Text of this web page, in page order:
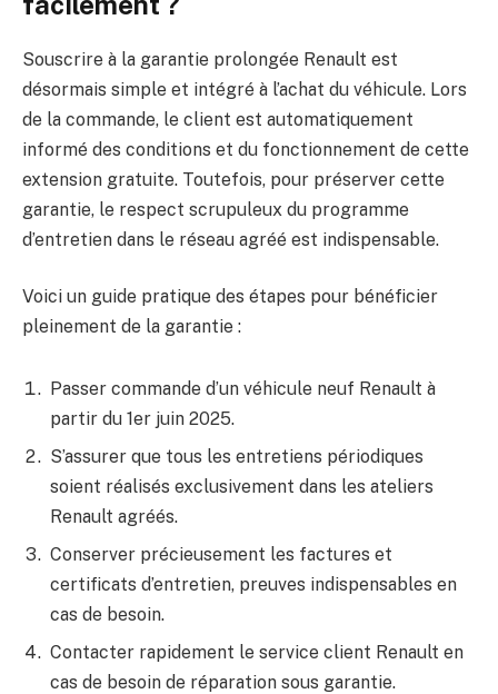
Souscrire à la garantie prolongée Renault est
désormais simple et intégré à l’achat du véhicule. Lors
de la commande, le client est automatiquement
informé des conditions et du fonctionnement de cette
extension gratuite. Toutefois, pour préserver cette
garantie, le respect scrupuleux du programme
d’entretien dans le réseau agréé est indispensable.
Voici un guide pratique des étapes pour bénéficier
pleinement de la garantie :
Passer commande d’un véhicule neuf Renault à
partir du 1er juin 2025.
S’assurer que tous les entretiens périodiques
soient réalisés exclusivement dans les ateliers
Renault agréés.
Conserver précieusement les factures et
certificats d’entretien, preuves indispensables en
cas de besoin.
Contacter rapidement le service client Renault en
cas de besoin de réparation sous garantie.